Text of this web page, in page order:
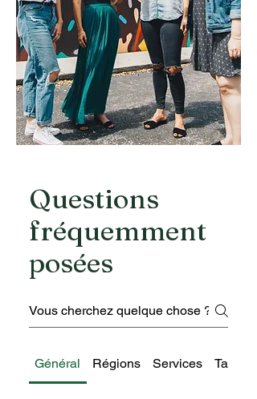
Questions
fréquemment
posées
Général Régions Services